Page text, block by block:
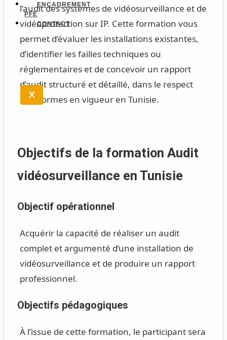
ENCADREMENT
PFE
CONTACT
X
l’audit des systèmes de vidéosurveillance et de
vidéoprotection sur IP. Cette formation vous
permet d’évaluer les installations existantes,
d’identifier les failles techniques ou
réglementaires et de concevoir un rapport
d’audit structuré et détaillé, dans le respect
des normes en vigueur en Tunisie.
Objectifs de la formation Audit
vidéosurveillance en Tunisie
Objectif opérationnel
Acquérir la capacité de réaliser un audit
complet et argumenté d’une installation de
vidéosurveillance et de produire un rapport
professionnel.
Objectifs pédagogiques
À l’issue de cette formation, le participant sera